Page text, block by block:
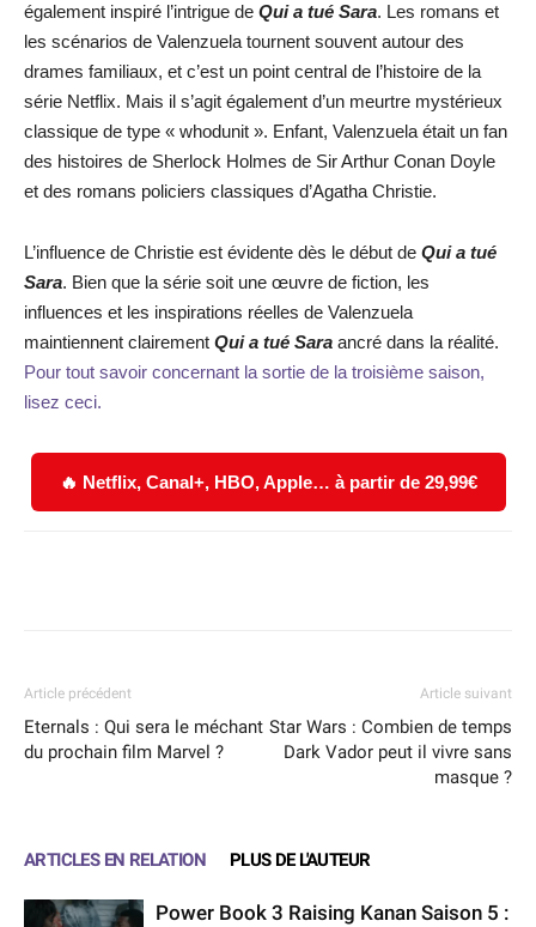
également inspiré l’intrigue de Qui a tué Sara. Les romans et
les scénarios de Valenzuela tournent souvent autour des
drames familiaux, et c’est un point central de l’histoire de la
série Netflix. Mais il s’agit également d’un meurtre mystérieux
classique de type « whodunit ». Enfant, Valenzuela était un fan
des histoires de Sherlock Holmes de Sir Arthur Conan Doyle
et des romans policiers classiques d’Agatha Christie.
L’influence de Christie est évidente dès le début de Qui a tué
Sara. Bien que la série soit une œuvre de fiction, les
influences et les inspirations réelles de Valenzuela
maintiennent clairement Qui a tué Sara ancré dans la réalité.
Pour tout savoir concernant la sortie de la troisième saison,
lisez ceci.
🔥 Netflix, Canal+, HBO, Apple… à partir de 29,99€
Article précédent
Eternals : Qui sera le méchant
du prochain film Marvel ?
Article suivant
Star Wars : Combien de temps
Dark Vador peut il vivre sans
masque ?
ARTICLES EN RELATION PLUS DE L'AUTEUR
Power Book 3 Raising Kanan Saison 5 :